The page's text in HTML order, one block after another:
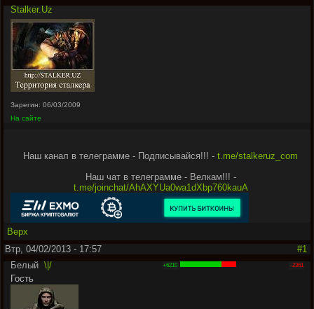
Stalker.Uz
Зарегин: 06/03/2009
На сайте
Наш канал в телеграмме - Подписывайся!!! - t.me/stalkeruz_com
Наш чат в телеграмме - Велкам!!! -
t.me/joinchat/AhAXYUa0wa1dXbp760kauA
Верх
Втр, 04/02/2013 - 17:57
#1
Белый \|/
Гость
+6210 -2361